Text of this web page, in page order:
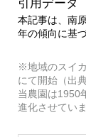
引用データ
本記事は、南
年の傾向に基
※地域のスイ
にて開始（出
当農園は1950
進化させていま